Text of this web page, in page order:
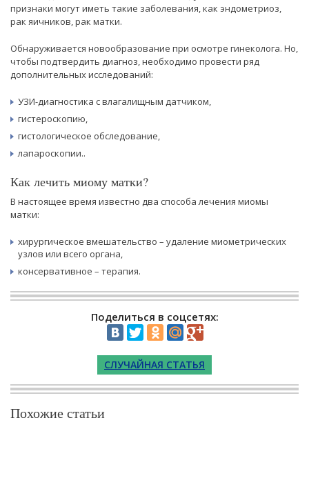
признаки могут иметь такие заболевания, как эндометриоз,
рак яичников, рак матки.
Обнаруживается новообразование при осмотре гинеколога. Но,
чтобы подтвердить диагноз, необходимо провести ряд
дополнительных исследований:
УЗИ-диагностика с влагалищным датчиком,
гистероскопию,
гистологическое обследование,
лапароскопии..
Как лечить миому матки?
В настоящее время известно два способа лечения миомы
матки:
хирургическое вмешательство – удаление миометрических
узлов или всего органа,
консервативное – терапия.
Поделиться в соцсетях:
СЛУЧАЙНАЯ СТАТЬЯ
Похожие статьи